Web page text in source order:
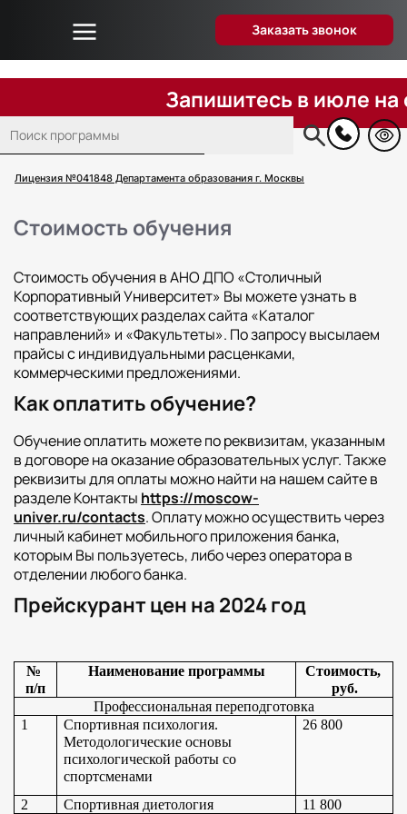
Лицензия №041848 Департамента образования г. Москвы
Заказать звонок
Основная
навигация
Об университете
Дистанционное образование
Преподаватели
Вопрос-ответ
Акции и скидки
Поступающим
Сведения об образовательной организации
Контакты
Факультет физической культуры и спорта
Юридический факультет
Факультет менеджмента и экономики
Факультет педагогики
Факультет психологии
Факультет рекламы и связей с общественностью
Факультет социальной работы
Факультет физической культуры и спорта
Юридический факультет
Факультет менеджмента и экономики
Факультет педагогики
Запишитесь в июле на
Стоимость обучения
Стоимость обучения в АНО ДПО «Столичный
Корпоративный Университет» Вы можете узнать в
соответствующих разделах сайта «Каталог
направлений» и «Факультеты». По запросу высылаем
прайсы с индивидуальными расценками,
коммерческими предложениями.
Как оплатить обучение?
Обучение оплатить можете по реквизитам, указанным
в договоре на оказание образовательных услуг. Также
реквизиты для оплаты можно найти на нашем сайте в
разделе Контакты https://moscow-
univer.ru/contacts. Оплату можно осуществить через
личный кабинет мобильного приложения банка,
которым Вы пользуетесь, либо через оператора в
отделении любого банка.
Прейскурант цен на 2024 год
№
п/п
Наименование программы
Стоимость,
руб.
Профессиональная переподготовка
1
Спортивная психология.
Методологические основы
психологической работы со
спортсменами
26 800
2 Спортивная диетология 11 800